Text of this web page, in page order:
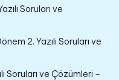
Soruları ve
2. Yazılı Soruları ve
Soruları ve Çözümleri –